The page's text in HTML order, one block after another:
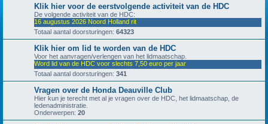
Klik hier voor de eerstvolgende activiteit van de HDC
De volgende activiteit van de HDC:
16 augustus 2026 Noord Holland rit
Totaal aantal doorsturingen: 64323
Klik hier om lid te worden van de HDC
Voor het aanvragen/verlengen van het lidmaatschap.
Word lid van de HDC voor slechts 7,50 euro per jaar
Totaal aantal doorsturingen: 341
Vragen over de Honda Deauville Club
Hier kun je terecht met al je vragen over de HDC, het lidmaatschap, de
ledenadministratie.
Onderwerpen: 20